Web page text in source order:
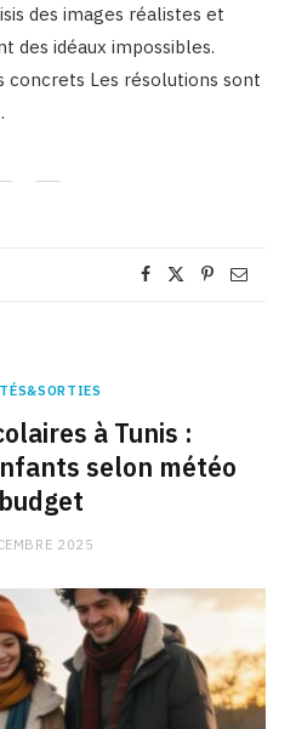
des images réalistes et
des idéaux impossibles.
concrets Les résolutions sont
à Tunis :
selon météo
2025